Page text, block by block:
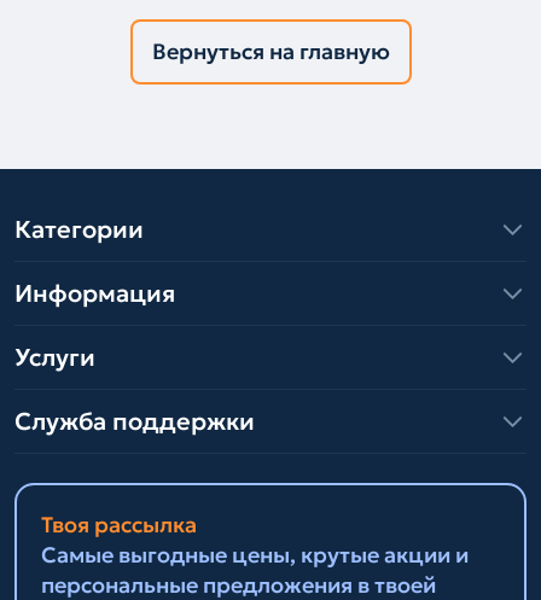
Вернуться на главную
Категории
Информация
Услуги
Служба поддержки
Твоя рассылка
Самые выгодные цены, крутые акции и
персональные предложения в твоей